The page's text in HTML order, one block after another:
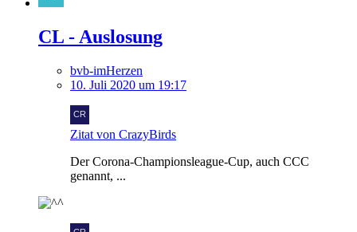
CL - Auslosung
bvb-imHerzen
10. Juli 2020 um 19:17
Zitat von CrazyBirds
Der Corona-Championsleague-Cup, auch CCC
genannt, ...